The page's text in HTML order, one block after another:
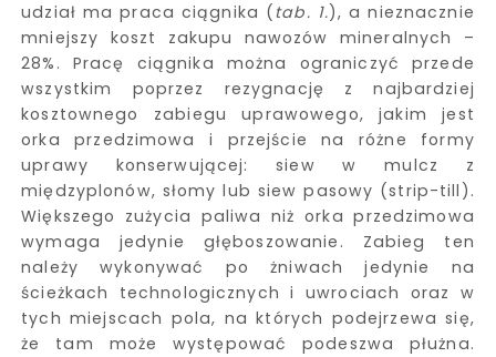
udział ma praca ciągnika (tab. 1.), a nieznacznie
mniejszy koszt zakupu nawozów mineralnych –
28%. Pracę ciągnika można ograniczyć przede
wszystkim poprzez rezygnację z najbardziej
kosztownego zabiegu uprawowego, jakim jest
orka przedzimowa i przejście na różne formy
uprawy konserwującej: siew w mulcz z
międzyplonów, słomy lub siew pasowy (strip-till).
Większego zużycia paliwa niż orka przedzimowa
wymaga jedynie głęboszowanie. Zabieg ten
należy wykonywać po żniwach jedynie na
ścieżkach technologicznych i uwrociach oraz w
tych miejscach pola, na których podejrzewa się,
że tam może występować podeszwa płużna.